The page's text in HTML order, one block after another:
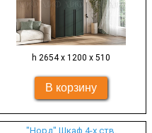
h 2654 х 1200 х 510
"Норд" Шкаф 4-х ств.